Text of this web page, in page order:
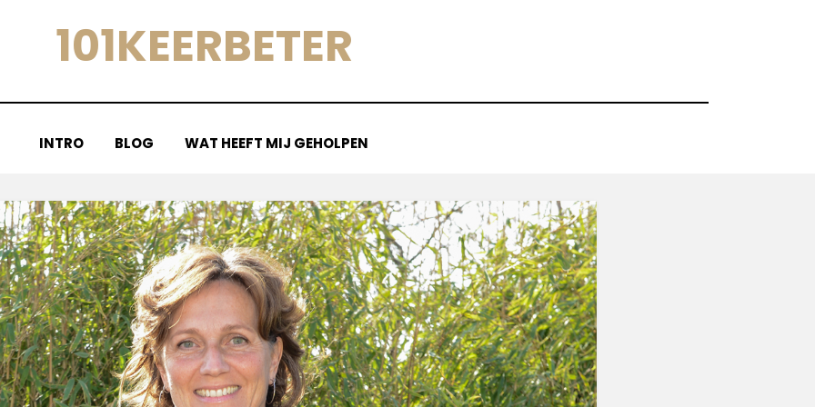
101KEERBETER
INTRO BLOG WAT HEEFT MIJ GEHOLPEN